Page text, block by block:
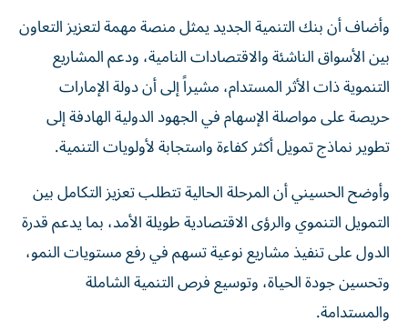
وأضاف أن بنك التنمية الجديد يمثل منصة مهمة لتعزيز التعاون
بين الأسواق الناشئة والاقتصادات النامية، ودعم المشاريع
التنموية ذات الأثر المستدام، مشيراً إلى أن دولة الإمارات
حريصة على مواصلة الإسهام في الجهود الدولية الهادفة إلى
تطوير نماذج تمويل أكثر كفاءة واستجابة لأولويات التنمية.
وأوضح الحسيني أن المرحلة الحالية تتطلب تعزيز التكامل بين
التمويل التنموي والرؤى الاقتصادية طويلة الأمد، بما يدعم قدرة
الدول على تنفيذ مشاريع نوعية تسهم في رفع مستويات النمو،
وتحسين جودة الحياة، وتوسيع فرص التنمية الشاملة
والمستدامة.